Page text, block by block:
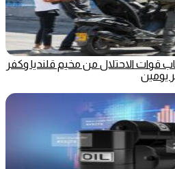
الاحتلال من مخيم قلنديا وكفر
يومين